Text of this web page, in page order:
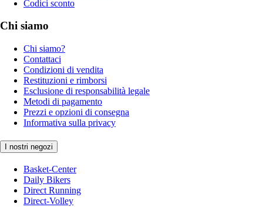
Codici sconto
Chi siamo
Chi siamo?
Contattaci
Condizioni di vendita
Restituzioni e rimborsi
Esclusione di responsabilità legale
Metodi di pagamento
Prezzi e opzioni di consegna
Informativa sulla privacy
I nostri negozi
Basket-Center
Daily Bikers
Direct Running
Direct-Volley